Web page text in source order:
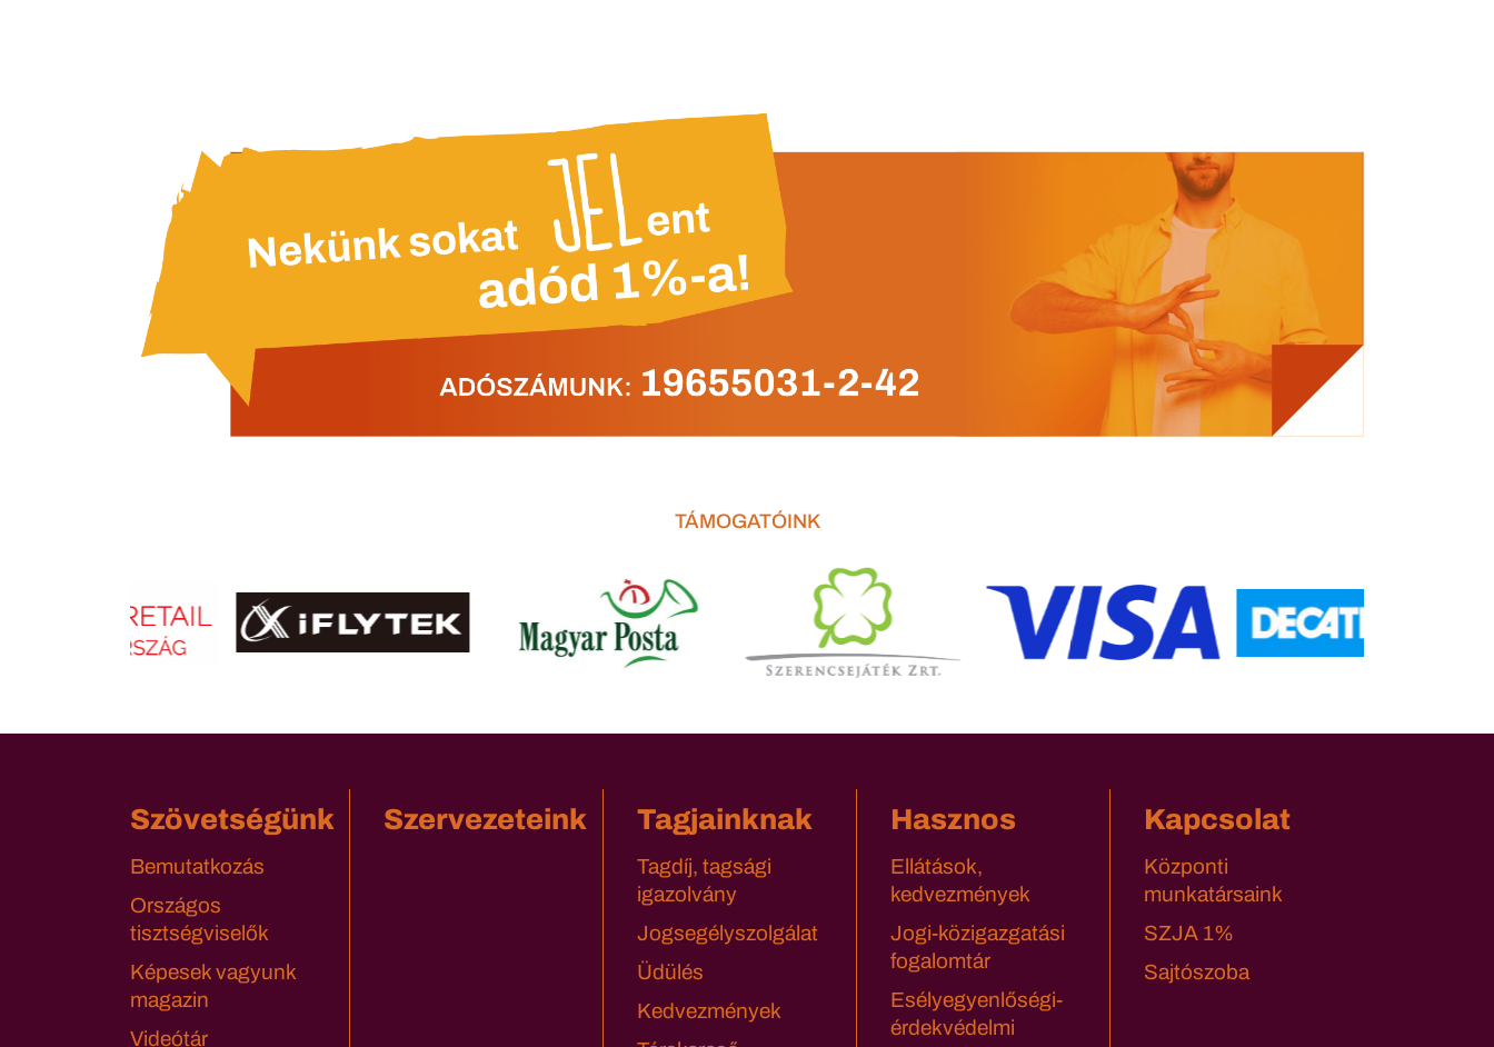
TÁMOGATÓINK
Szövetségünk
Bemutatkozás
Országos
tisztségviselők
Képesek vagyunk
magazin
Videótár
Szervezeteink Tagjainknak
Tagdíj, tagsági
igazolvány
Jogsegélyszolgálat
Üdülés
Kedvezmények
Hasznos
Ellátások,
kedvezmények
Jogi-közigazgatási
fogalomtár
Esélyegyenlőségi-
érdekvédelmi
Kapcsolat
Központi
munkatársaink
SZJA 1%
Sajtószoba